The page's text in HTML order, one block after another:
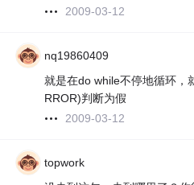
2009-03-12
nq19860409
就是在do while不停地循环，
RROR)判断为假
2009-03-12
topwork